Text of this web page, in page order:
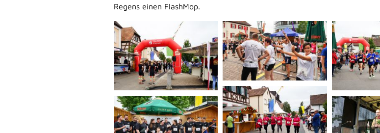
Regens einen FlashMop.